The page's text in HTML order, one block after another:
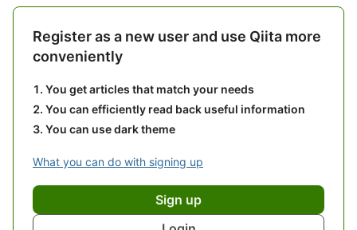
Register as a new user and use Qiita more
conveniently
You get articles that match your needs
You can efficiently read back useful information
You can use dark theme
What you can do with signing up
Sign up